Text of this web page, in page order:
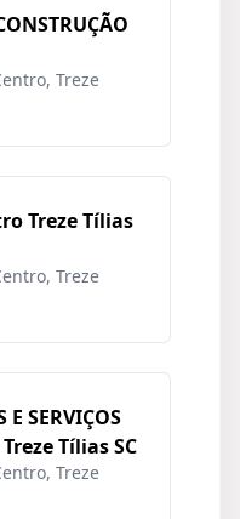
Treze
Treze Tílias
Treze
E SERVIÇOS
Tílias SC
Treze